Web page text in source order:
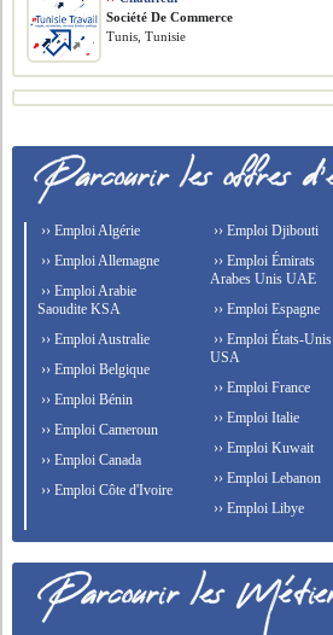
Société De Commerce
Tunis, Tunisie
›› Emploi Algérie
›› Emploi Allemagne
›› Emploi Arabie
Saoudite KSA
›› Emploi Australie
›› Emploi Belgique
›› Emploi Bénin
›› Emploi Cameroun
›› Emploi Canada
›› Emploi Côte d'Ivoire
›› Emploi Djibouti
›› Emploi Émirats
Arabes Unis UAE
›› Emploi Espagne
›› Emploi États-Unis
USA
›› Emploi France
›› Emploi Italie
›› Emploi Kuwait
›› Emploi Lebanon
›› Emploi Libye